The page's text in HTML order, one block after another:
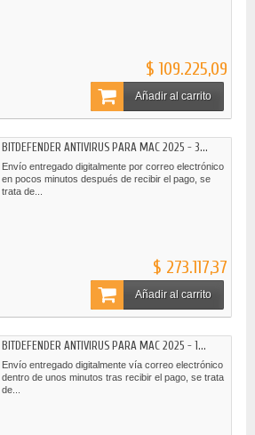
$ 109.225,09
Añadir al carrito
BITDEFENDER ANTIVIRUS PARA MAC 2025 - 3...
Envío entregado digitalmente por correo electrónico
en pocos minutos después de recibir el pago, se
trata de...
$ 273.117,37
Añadir al carrito
BITDEFENDER ANTIVIRUS PARA MAC 2025 - 1...
Envío entregado digitalmente vía correo electrónico
dentro de unos minutos tras recibir el pago, se trata
de...